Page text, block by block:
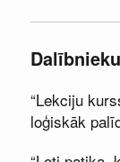
“Lekciju
loģiskāk